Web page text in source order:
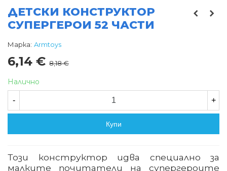
ДЕТСКИ КОНСТРУКТОР
СУПЕРГЕРОИ 52 ЧАСТИ
Марка: Armtoys
6,14 € 8,18 €
Налично
- +
Купи
Този конструктор идва специално за
малките почитатели на супергероите